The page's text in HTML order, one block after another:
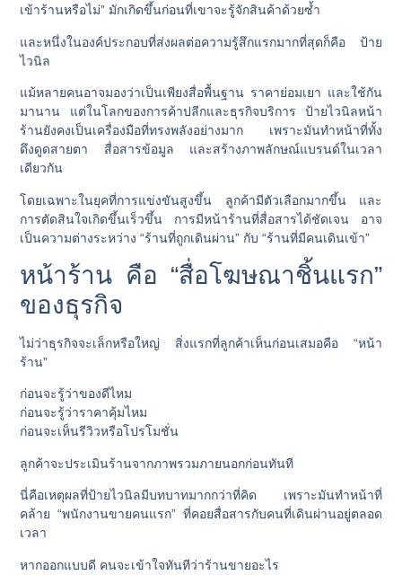
เข้าร้านหรือไม่” มักเกิดขึ้นก่อนที่เขาจะรู้จักสินค้าด้วยซ้ำ
และหนึ่งในองค์ประกอบที่ส่งผลต่อความรู้สึกแรกมากที่สุดก็คือ ป้าย
ไวนิล
แม้หลายคนอาจมองว่าเป็นเพียงสื่อพื้นฐาน ราคาย่อมเยา และใช้กัน
มานาน แต่ในโลกของการค้าปลีกและธุรกิจบริการ ป้ายไวนิลหน้า
ร้านยังคงเป็นเครื่องมือที่ทรงพลังอย่างมาก เพราะมันทำหน้าที่ทั้ง
ดึงดูดสายตา สื่อสารข้อมูล และสร้างภาพลักษณ์แบรนด์ในเวลา
เดียวกัน
โดยเฉพาะในยุคที่การแข่งขันสูงขึ้น ลูกค้ามีตัวเลือกมากขึ้น และ
การตัดสินใจเกิดขึ้นเร็วขึ้น การมีหน้าร้านที่สื่อสารได้ชัดเจน อาจ
เป็นความต่างระหว่าง “ร้านที่ถูกเดินผ่าน” กับ “ร้านที่มีคนเดินเข้า”
หน้าร้าน คือ “สื่อโฆษณาชิ้นแรก”
ของธุรกิจ
ไม่ว่าธุรกิจจะเล็กหรือใหญ่ สิ่งแรกที่ลูกค้าเห็นก่อนเสมอคือ “หน้า
ร้าน”
ก่อนจะรู้ว่าของดีไหม
ก่อนจะรู้ว่าราคาคุ้มไหม
ก่อนจะเห็นรีวิวหรือโปรโมชั่น
ลูกค้าจะประเมินร้านจากภาพรวมภายนอกก่อนทันที
นี่คือเหตุผลที่ป้ายไวนิลมีบทบาทมากกว่าที่คิด เพราะมันทำหน้าที่
คล้าย “พนักงานขายคนแรก” ที่คอยสื่อสารกับคนที่เดินผ่านอยู่ตลอด
เวลา
หากออกแบบดี คนจะเข้าใจทันทีว่าร้านขายอะไร